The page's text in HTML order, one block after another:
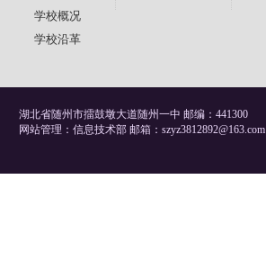
学校概况
学校沿革
湖北省随州市擂鼓墩大道随州一中 邮编：441300
网站管理：信息技术部 邮箱：szyz3812892@163.com